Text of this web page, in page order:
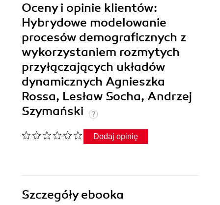
Oceny i opinie klientów:
Hybrydowe modelowanie
procesów demograficznych z
wykorzystaniem rozmytych
przyłączających układów
dynamicznych Agnieszka
Rossa, Lesław Socha, Andrzej
Szymański
Dodaj opinię
Szczegółyebooka